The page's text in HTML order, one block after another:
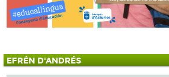
EFRÉN D'ANDRÉS